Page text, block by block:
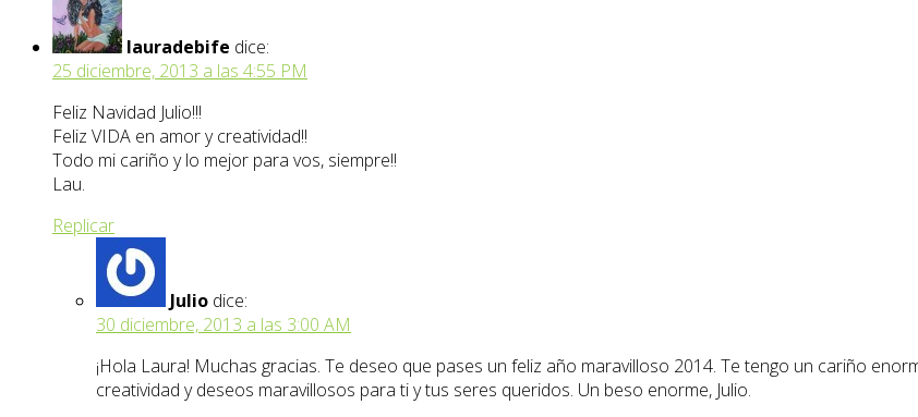
lauradebife dice:
25 diciembre, 2013 a las 4:55 PM
Feliz Navidad Julio!!!
Feliz VIDA en amor y creatividad!!
Todo mi cariño y lo mejor para vos, siempre!!
Lau.
Replicar
Julio dice:
30 diciembre, 2013 a las 3:00 AM
¡Hola Laura! Muchas gracias. Te deseo que pases un feliz año maravilloso 2014. Te tengo un cariño
creatividad y deseos maravillosos para ti y tus seres queridos. Un beso enorme, Julio.